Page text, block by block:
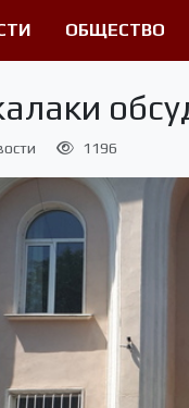
ОБЩЕСТВО
1196